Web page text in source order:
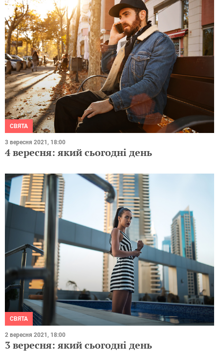
СВЯТА
3 вересня 2021, 18:00
4 вересня: який сьогодні день
СВЯТА
2 вересня 2021, 18:00
3 вересня: який сьогодні день